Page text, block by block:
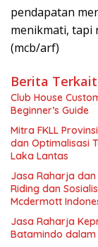
pendapatan
menikmati, tapi
(mcb/arf)
Berita Terkait
Club House
Beginner’s Guide
Mitra FKLL
dan Optimalisasi
Laka Lantas
Jasa Raharja
Riding dan
Mcdermott
Jasa Raharja
Batamindo dalam